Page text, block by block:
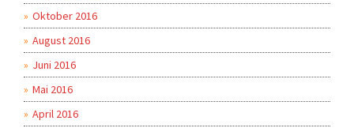
Oktober 2016
August 2016
Juni 2016
Mai 2016
April 2016